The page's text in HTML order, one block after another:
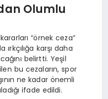
Olumlu
kararları “örnek ceza”
karşı daha
belirtti. Yeşil
bu cezaların, spor
ne kadar önemli
ifade edildi.